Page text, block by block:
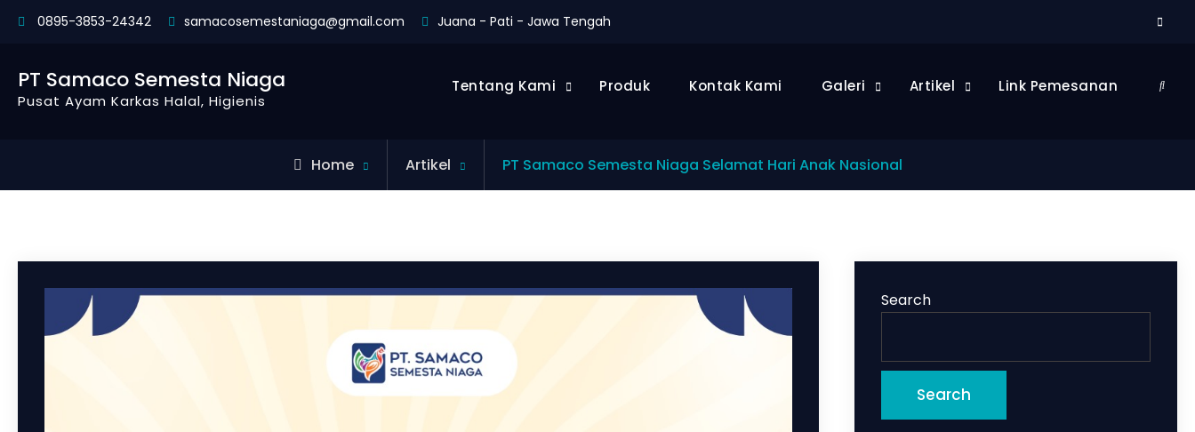
0895-3853-24342 samacosemestaniaga@gmail.com Juana - Pati - Jawa Tengah
PT Samaco Semesta Niaga
Pusat Ayam Karkas Halal, Higienis
Tentang Kami Produk Kontak Kami Galeri Artikel Link Pemesanan
Home Artikel PT Samaco Semesta Niaga Selamat Hari Anak Nasional
Search
Search